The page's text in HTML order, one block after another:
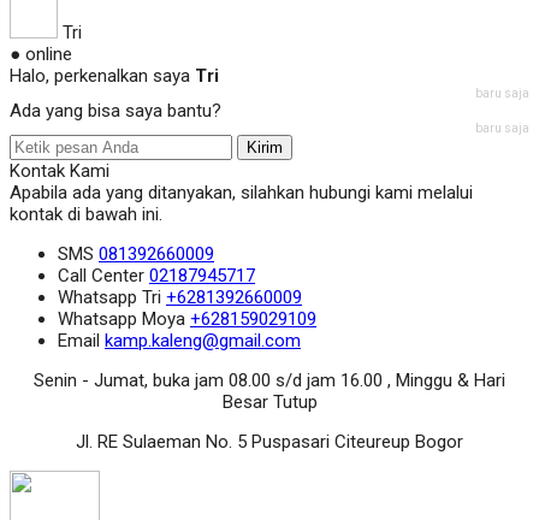
Tri
● online
Halo, perkenalkan saya Tri
baru saja
Ada yang bisa saya bantu?
baru saja
Kirim
Kontak Kami
Apabila ada yang ditanyakan, silahkan hubungi kami melalui
kontak di bawah ini.
SMS 081392660009
Call Center 02187945717
Whatsapp Tri +6281392660009
Whatsapp Moya +628159029109
Email kamp.kaleng@gmail.com
Senin - Jumat, buka jam 08.00 s/d jam 16.00 , Minggu & Hari
Besar Tutup
Jl. RE Sulaeman No. 5 Puspasari Citeureup Bogor